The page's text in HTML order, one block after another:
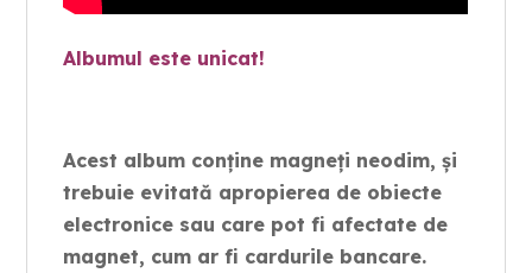
Albumul este unicat!
Acest album conține magneți neodim, și
trebuie evitată apropierea de obiecte
electronice sau care pot fi afectate de
magnet, cum ar fi cardurile bancare.